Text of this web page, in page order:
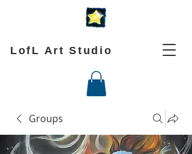
LofL Art Studio
Groups